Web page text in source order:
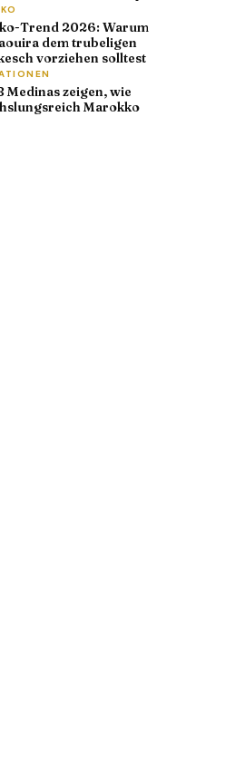
Trend 2026: Warum
dem trubeligen
vorziehen solltest
Medinas zeigen, wie
Marokko